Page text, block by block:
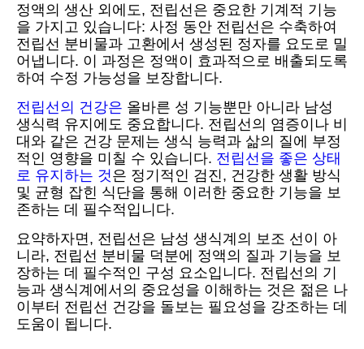
정액의 생산 외에도, 전립선은 중요한 기계적 기능
을 가지고 있습니다: 사정 동안 전립선은 수축하여
전립선 분비물과 고환에서 생성된 정자를 요도로 밀
어냅니다. 이 과정은 정액이 효과적으로 배출되도록
하여 수정 가능성을 보장합니다.
전립선의 건강은 올바른 성 기능뿐만 아니라 남성
생식력 유지에도 중요합니다. 전립선의 염증이나 비
대와 같은 건강 문제는 생식 능력과 삶의 질에 부정
적인 영향을 미칠 수 있습니다. 전립선을 좋은 상태
로 유지하는 것은 정기적인 검진, 건강한 생활 방식
및 균형 잡힌 식단을 통해 이러한 중요한 기능을 보
존하는 데 필수적입니다.
요약하자면, 전립선은 남성 생식계의 보조 선이 아
니라, 전립선 분비물 덕분에 정액의 질과 기능을 보
장하는 데 필수적인 구성 요소입니다. 전립선의 기
능과 생식계에서의 중요성을 이해하는 것은 젊은 나
이부터 전립선 건강을 돌보는 필요성을 강조하는 데
도움이 됩니다.